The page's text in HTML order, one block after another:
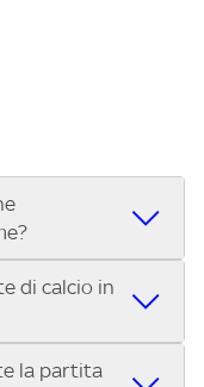
vicino a te per
C Sky Wifi, la
League, la UEFA
1®, la MotoGP™ e
di calcio in
le partite
la partita